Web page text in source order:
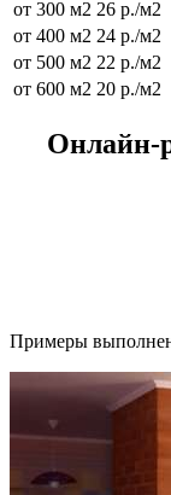
от 300 м2 26 р./м2
от 400 м2 24 р./м2
от 500 м2 22 р./м2
от 600 м2 20 р./м2
Онлайн-
Примеры